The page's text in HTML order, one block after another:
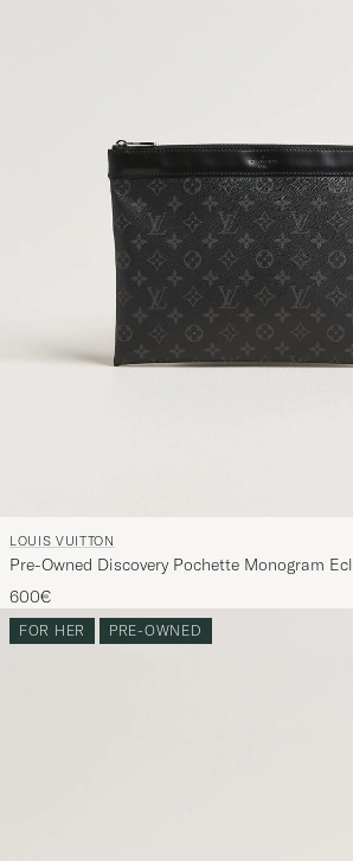
LOUIS VUITTON
Pre-Owned Discovery Pochette Monogram
600€
FOR HER PRE-OWNED